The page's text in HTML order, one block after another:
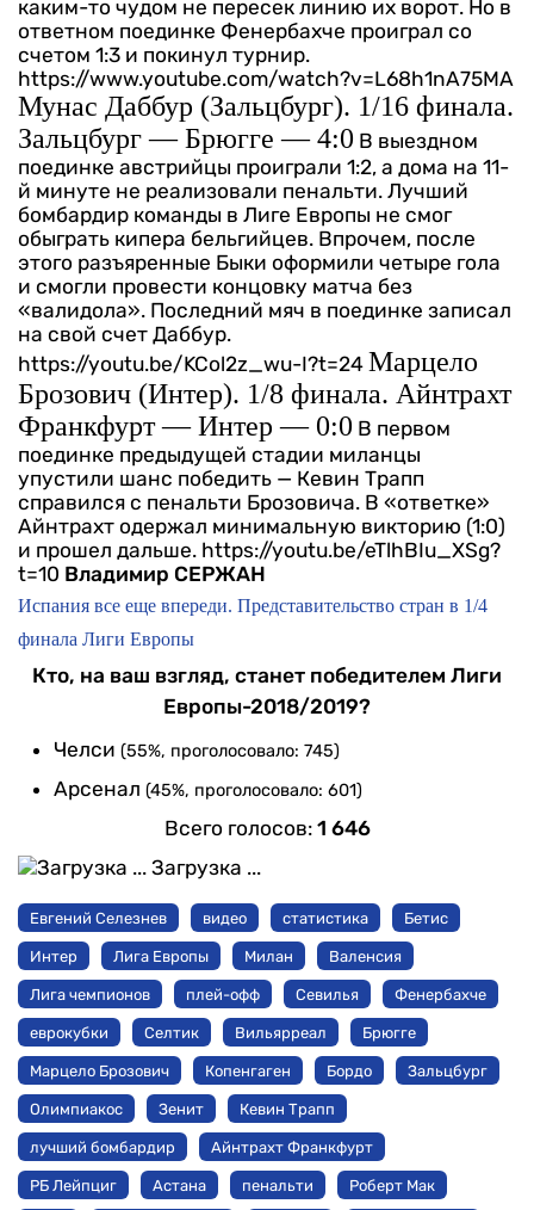
каким-то чудом не пересек линию их ворот. Но в
ответном поединке Фенербахче проиграл со
счетом 1:3 и покинул турнир.
https://www.youtube.com/watch?v=L68h1nA75MA
Мунас Даббур (Зальцбург). 1/16 финала.
Зальцбург — Брюгге — 4:0 В выездном
поединке австрийцы проиграли 1:2, а дома на 11-
й минуте не реализовали пенальти. Лучший
бомбардир команды в Лиге Европы не смог
обыграть кипера бельгийцев. Впрочем, после
этого разъяренные Быки оформили четыре гола
и смогли провести концовку матча без
«валидола». Последний мяч в поединке записал
на свой счет Даббур.
https://youtu.be/KCol2z_wu-I?t=24 Марцело
Брозович (Интер). 1/8 финала. Айнтрахт
Франкфурт — Интер — 0:0 В первом
поединке предыдущей стадии миланцы
упустили шанс победить — Кевин Трапп
справился с пенальти Брозовича. В «ответке»
Айнтрахт одержал минимальную викторию (1:0)
и прошел дальше. https://youtu.be/eTlhBIu_XSg?
t=10 Владимир СЕРЖАН
Испания все еще впереди. Представительство стран в 1/4
финала Лиги Европы
Кто, на ваш взгляд, станет победителем Лиги
Европы-2018/2019?
Челси (55%, проголосовало: 745)
Арсенал (45%, проголосовало: 601)
Всего голосов: 1 646
Загрузка ...
Евгений Селезнев видео статистика Бетис
Интер Лига Европы Милан Валенсия
Лига чемпионов плей-офф Севилья Фенербахче
еврокубки Селтик Вильярреал Брюгге
Марцело Брозович Копенгаген Бордо Зальцбург
Олимпиакос Зенит Кевин Трапп
лучший бомбардир Айнтрахт Франкфурт
РБ Лейпциг Астана пенальти Роберт Мак